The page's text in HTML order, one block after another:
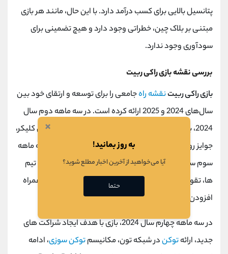
پتانسیل بالایی برای کسب درآمد دارد. با این حال، مانند هر بازی
مبتنی بر بلاک چین، خطراتی وجود دارد و هیچ تضمینی برای
سودآوری وجود ندارد.
بررسی نقشه بازی راکی ربیت
بازی راکی ربیتنقشه راهجامعی را برای توسعه و ارتقای خود بین
سال‌های 2024 و 2025 ارائه کرده است. در سه ماهه دوم سال
2024، بازی عرضه نسخه اصلی را آغاز می‌کند که شامل بازی کلیکر،
جوایز روزانه، سیستم تبلیغاتی و جایزه تون می‌شود. در سه ماهه
سوم سال 2024، ویژگی های جدیدی مانند جعبه رمز و راز، تیم
ها، تقویت کافئین، شروع بازی نبرد و استخراج مداوم به همراه
افزودن مصنوعات و تجهیزات معرفی خواهند شد.
در سه ماهه چهارم سال 2024، بازی با هدف ایجاد شراکت های
جدید، ارائهتوکندر شبکه تون، مکانیسمتوکن سوزی، ادامه
×
به روز بمانید!
آیا می‌خواهید از آخرین اخبار مطلع شوید؟
حتما